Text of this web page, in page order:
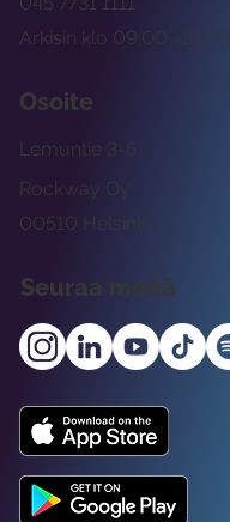
Arkisin klo 09:00 -15:00
Osoite
Rockway Oy
Lemuntie 3-5
00510 Helsinki
Seuraa meitä